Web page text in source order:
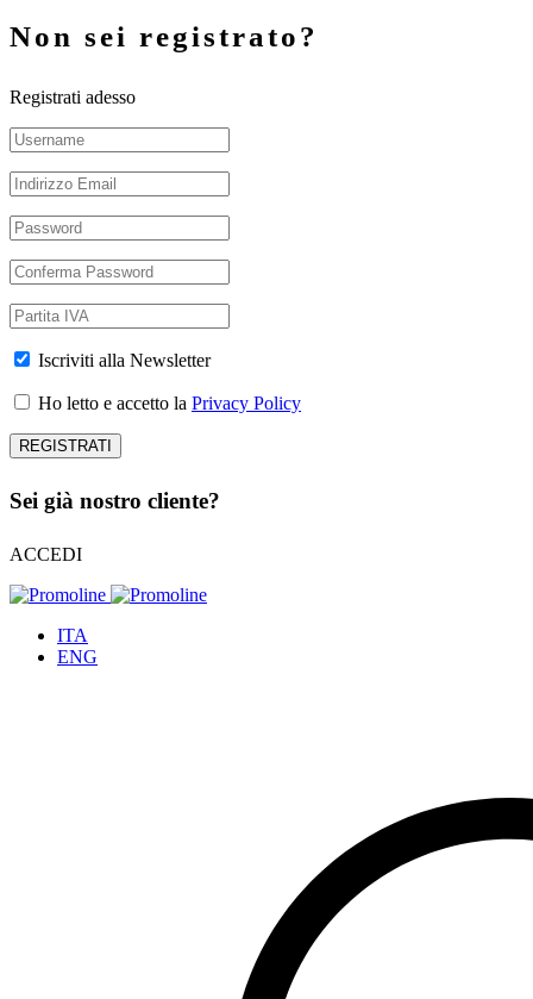
Non sei registrato?
Registrati adesso
Iscriviti alla Newsletter
Ho letto e accetto la Privacy Policy
Sei già nostro cliente?
ACCEDI
ITA
ENG